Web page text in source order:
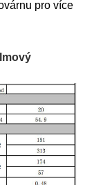
pro více